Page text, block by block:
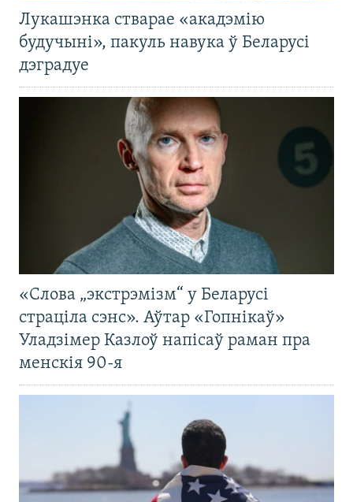
Лукашэнка стварае «акадэмію
будучыні», пакуль навука ў Беларусі
дэградуе
«Слова „экстрэмізм“ у Беларусі
страціла сэнс». Аўтар «Гопнікаў»
Уладзімер Казлоў напісаў раман пра
менскія 90-я